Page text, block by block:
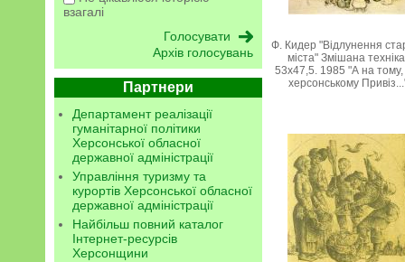
взагалі
Архів голосувань
Партнери
Департамент реалізації
гуманітарної політики
Херсонської обласної
державної адміністрації
Управління туризму та
курортів Херсонської обласної
державної адміністрації
Найбільш повний каталог
Інтернет-ресурсів
Херсонщини
Ф. Кидер "Відлунення
міста" Змішана
53х47,5. 1985 "А на
херсонському